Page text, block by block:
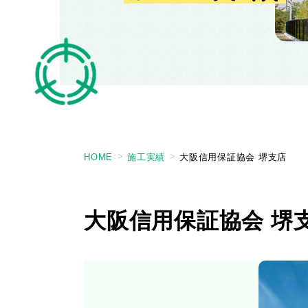
HOME 施工実績 大阪信用保証協会 堺支店
大阪信用保証協会 堺